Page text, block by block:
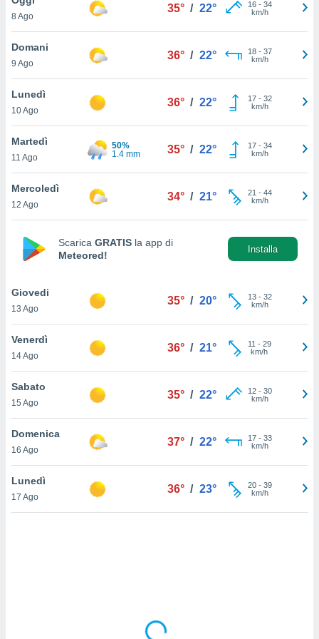
è
al sito
di
ci
di
il
un
la
nella
cookie
il tuo
in
a piè
del
8 Ago
35° / 22° 16- 34
km/h
Domani
9 Ago
36° / 22° 18- 37
km/h
Lunedì
10 Ago
36° / 22° 17- 32
km/h
Martedì
11 Ago
50%
1.4 mm
35° / 22° 17- 34
km/h
Mercoledì
12 Ago
34° / 21° 21 - 44
km/h
Scarica GRATIS la app di
Meteored!
Installa
Giovedi
13 Ago
35° / 20° 13- 32
km/h
Venerdì
14 Ago
36° / 21° 11 - 29
km/h
Sabato
15 Ago
35° / 22° 12- 30
km/h
Domenica
16 Ago
37° / 22° 17- 33
km/h
Lunedì
17 Ago
36° / 23° 20- 39
km/h